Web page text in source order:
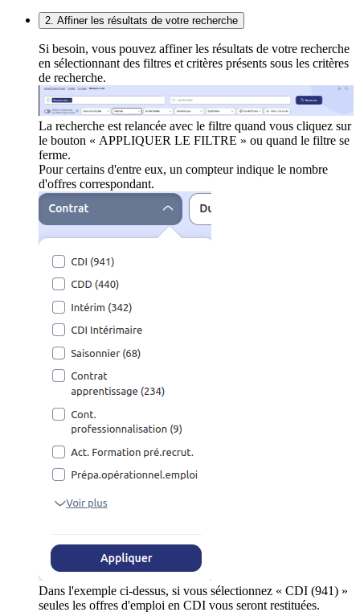
2. Affiner les résultats de votre recherche
Si besoin, vous pouvez affiner les résultats de votre recherche
en sélectionnant des filtres et critères présents sous les critères
de recherche.
La recherche est relancée avec le filtre quand vous cliquez sur
le bouton « APPLIQUER LE FILTRE » ou quand le filtre se
ferme.
Pour certains d'entre eux, un compteur indique le nombre
d'offres correspondant.
Dans l'exemple ci-dessus, si vous sélectionnez « CDI (941) »
seules les offres d'emploi en CDI vous seront restituées.